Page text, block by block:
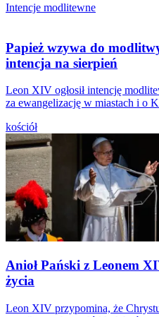
Intencje modlitewne
Papież wzywa do
intencja na sierpień
Leon XIV ogłosił intencję
za ewangelizację w miastach i o
kościół
Anioł Pański z Leonem
życia
Leon XIV przypomina, że